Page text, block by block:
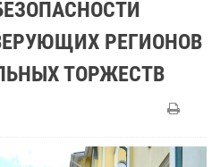
РЕГИОНОВ
ТОРЖЕСТВ